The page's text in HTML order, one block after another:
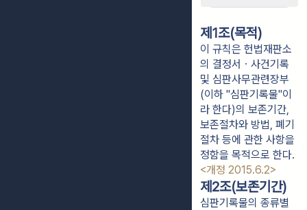
제1조(목적)
이 규칙은 헌법재판소
의 결정서ㆍ사건기록
및 심판사무관련장부
(이하 "심판기록물"이
라 한다)의 보존기간,
보존절차와 방법, 폐기
절차 등에 관한 사항을
정함을 목적으로 한다.
<개정 2015.6.2>
제2조(보존기간)
심판기록물의 종류별